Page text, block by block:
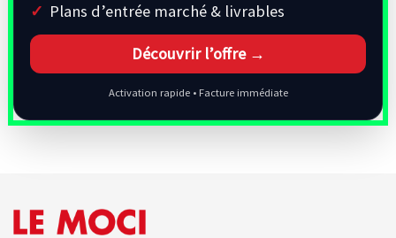
Plans d’entrée marché & livrables
Découvrir l’offre →
Activation rapide • Facture immédiate